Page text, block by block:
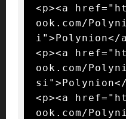
<p><a
ook.com/
i">Polynion</
<p><a
ook.com/
si">Polynion</
<p><a
ook.com/